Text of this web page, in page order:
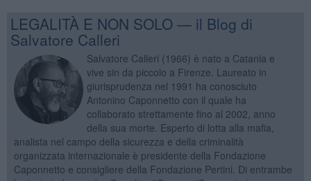
LEGALITÀ E NON SOLO — il Blog di
Salvatore Calleri
Salvatore Calleri (1966) è nato a Catania e
vive sin da piccolo a Firenze. Laureato in
giurisprudenza nel 1991 ha conosciuto
Antonino Caponnetto con il quale ha
collaborato strettamente fino al 2002, anno
della sua morte. Esperto di lotta alla mafia,
analista nel campo della sicurezza e della criminalità
organizzata internazionale è presidente della Fondazione
Caponnetto e consigliere della Fondazione Pertini. Di entrambe